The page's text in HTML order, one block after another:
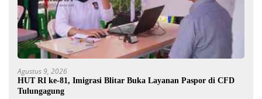
Agustus 9, 2026
HUT RI ke-81, Imigrasi Blitar Buka Layanan Paspor di CFD
Tulungagung